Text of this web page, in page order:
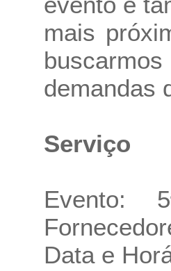
mais
demandas
Serviço
Evento:
Data e